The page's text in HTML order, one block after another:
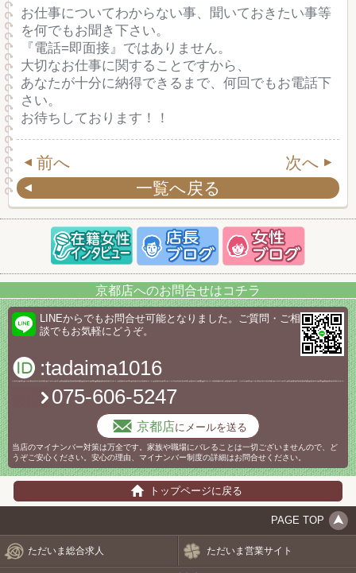
お仕事についてわからない事、聞いておきたい事等
を何でもお聞き下さい。
『電話=即面接』ではありません。
大切なお仕事に関することですから、
あなたが十分に納得できるまで、何回でもお電話下
さい。
お待ちしております！！
前へ
次へ
一覧へ戻る
京都店へのお問合せはコチラ
LINEからでもお問合せ可能となりました。ご質問・ご相
談でもお気軽にどうぞ。
:tadaima1016
075-606-5247
京都店にメールを送る
当店のマイナンバー対策は万全です。家族や職場にバレることは一切ございませんので、ど
うぞご安心ください。安心の理由、マイナンバー制度の詳細はお問合せください。
トップページに戻る
PAGE TOP
ただいま総合求人 ただいま営業サイト